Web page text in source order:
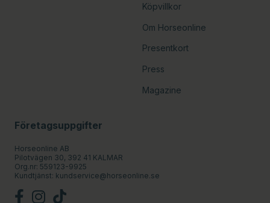
Köpvillkor
Om Horseonline
Presentkort
Press
Magazine
Företagsuppgifter
Horseonline AB
Pilotvägen 30, 392 41 KALMAR
Org.nr: 559123-9925
Kundtjänst: kundservice@horseonline.se